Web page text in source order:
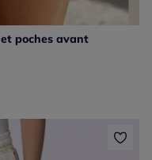
poches avant